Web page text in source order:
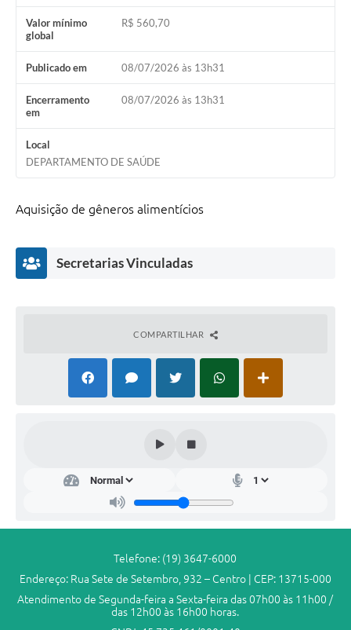
Legislação
Editais
Telefones Úteis
Valor mínimo
global
R$ 560,70
Publicado em 08/07/2026 às 13h31
Encerramento
em
08/07/2026 às 13h31
Local
DEPARTAMENTO DE SAÚDE
Aquisição de gêneros alimentícios
Secretarias Vinculadas
arta
Grac
iela
Brito
COMPARTILHAR
Telefone: (19) 3647-6000
Endereço: Rua Sete de Setembro, 932 – Centro | CEP: 13715-000
Atendimento de Segunda-feira a Sexta-feira das 07h00 às 11h00 /
das 12h00 às 16h00 horas.